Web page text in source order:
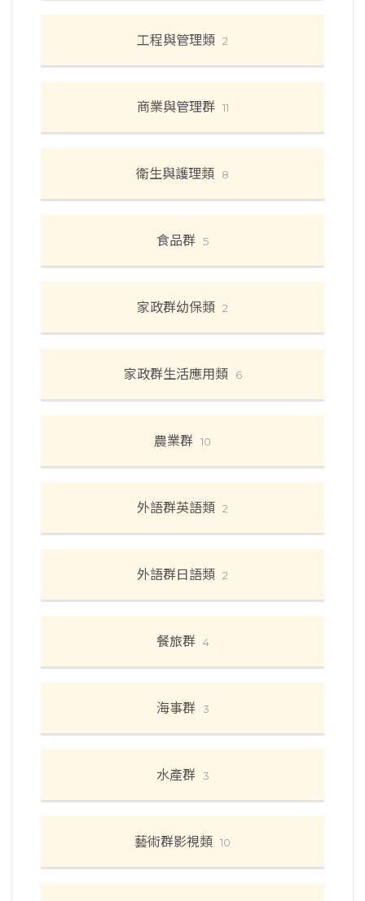
工程與管理類 2
商業與管理群 11
衛生與護理類 8
食品群 5
家政群幼保類 2
家政群生活應用類 6
農業群 10
外語群英語類 2
外語群日語類 2
餐旅群 4
海事群 3
水產群 3
藝術群影視類 10